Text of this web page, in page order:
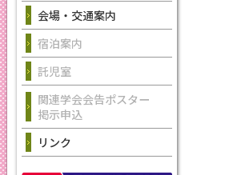
会場・交通案内
宿泊案内
託児室
関連学会会告ポスター
掲示申込
リンク